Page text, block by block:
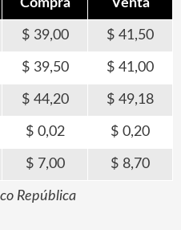
Compra Venta
39,00 41,50
39,50 41,00
44,20 49,18
0,02 0,20
7,00 8,70
República